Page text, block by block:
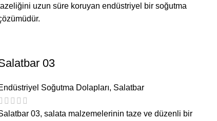
uzun süre koruyan endüstriyel bir soğutma
03
Soğutma Dolapları, Salatbar
03, salata malzemelerinin taze ve düzenli bir